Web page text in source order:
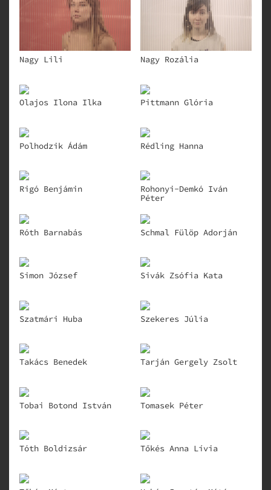
Nagy Lili Nagy Rozália
Olajos Ilona Ilka Pittmann Glória
Polhodzik Ádám Rédling Hanna
Rigó Benjámin
Rohonyi-Demkó Iván
Péter
Róth Barnabás Schmal Fülöp Adorján
Simon József Sivák Zsófia Kata
Szatmári Huba Szekeres Júlia
Takács Benedek Tarján Gergely Zsolt
Tobai Botond István Tomasek Péter
Tóth Boldizsár Tőkés Anna Lívia